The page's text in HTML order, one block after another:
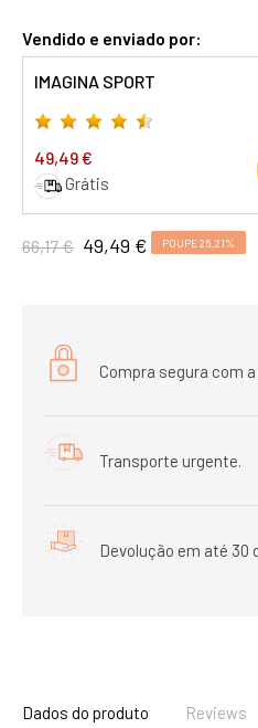
Vendido e enviado por:
IMAGINA SPORT
49,49 €
Grátis
66,17 € 49,49 € POUPE 25,21%
Compra segura com
Transporte urgente.
Devolução em até 30
Dados do produto Reviews